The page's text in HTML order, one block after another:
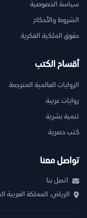
سياسة الخصوصية
الشروط والأحكام
حقوق الملكية الفكرية
أقسام الكتب
الروايات العالمية المترجمة
روايات عربية
تنمية بشرية
كتب حصرية
تواصل معنا
اتصل بنا
الرياض، المملكة العربية